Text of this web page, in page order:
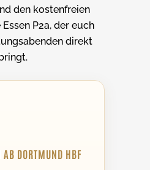
den kostenfreien
P2a, der euch
direkt
DORTMUND HBF